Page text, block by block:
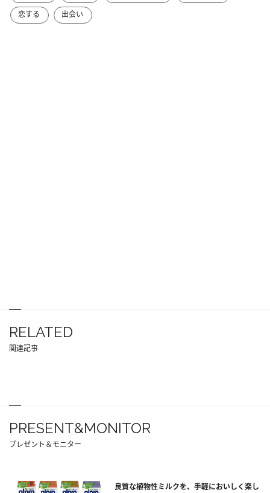
恋する
出会い
RELATED
関連記事
PRESENT&MONITOR
プレゼント＆モニター
良質な植物性ミルクを、手軽においしく楽し